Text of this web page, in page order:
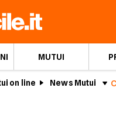
MUTUI
on line News Mutui